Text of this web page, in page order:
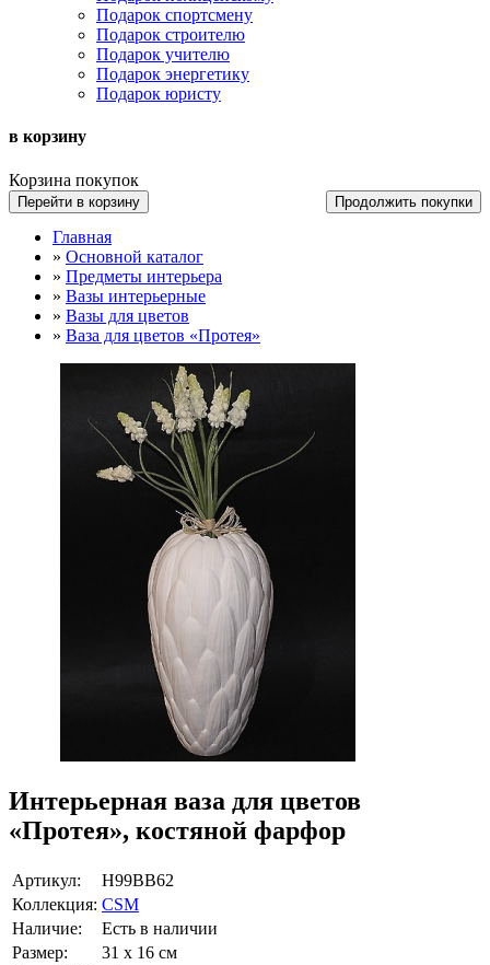
Подарок спортсмену
Подарок строителю
Подарок учителю
Подарок энергетику
Подарок юристу
в корзину
Корзина покупок
Перейти в корзину Продолжить покупки
Главная
» Основной каталог
» Предметы интерьера
» Вазы интерьерные
» Вазы для цветов
» Ваза для цветов «Протея»
Интерьерная ваза для цветов
«Протея», костяной фарфор
Артикул:
Н99BB62
Коллекция: CSM
Наличие:
Есть в наличии
Размер:
31 х 16 см